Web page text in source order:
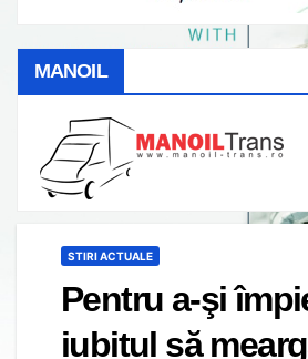
MANOIL
STIRI ACTUALE
Pentru a-şi
iubitul să